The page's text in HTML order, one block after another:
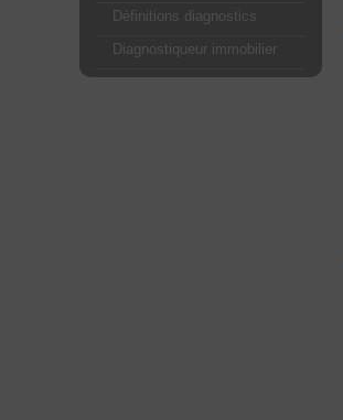
Définitions diagnostics
Diagnostiqueur immobilier